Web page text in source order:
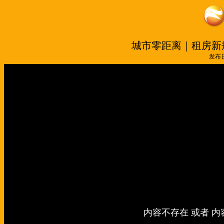
城市零距离｜租房
发布